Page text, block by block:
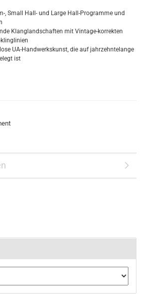
, Small Hall- und Large Hall-Programme und
Klanglandschaften mit Vintage-korrekten
UA-Handwerkskunst, die auf jahrzehntelange
ist